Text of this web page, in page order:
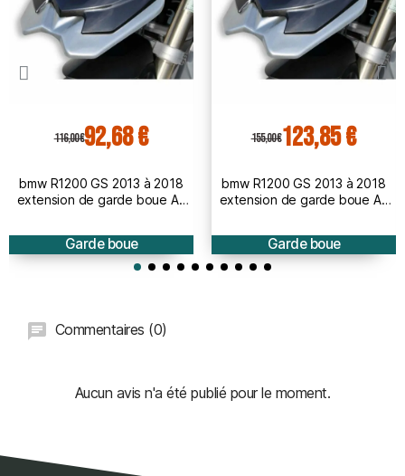
116,00 €92,68 €
bmw R1200 GS 2013 à 2018
extension de garde boue AV
Garde boue
155,00 €123,85 €
bmw R1200 GS 2013 à 2018
extension de garde boue AV
Garde boue
Commentaires (0)
Aucun avis n'a été publié pour le moment.